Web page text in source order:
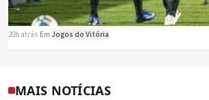
20h atrás Em Jogos do Vitória
MAIS NOTÍCIAS